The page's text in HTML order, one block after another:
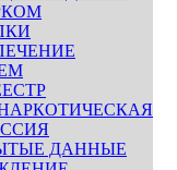
ДАННЫЕ